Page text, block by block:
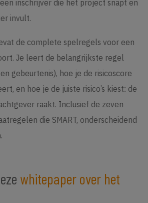
inschrijver die het project snapt en
invult.
de complete spelregels voor een
Je leert de belangrijkste regel
gebeurtenis), hoe je de risicoscore
en hoe je de juiste risico’s kiest: de
raakt. Inclusief de zeven
die SMART, onderscheidend
whitepaper over het